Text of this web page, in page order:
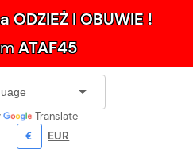
ODZIEŻ I OBUWIE !
ATAF45
Translate
EUR